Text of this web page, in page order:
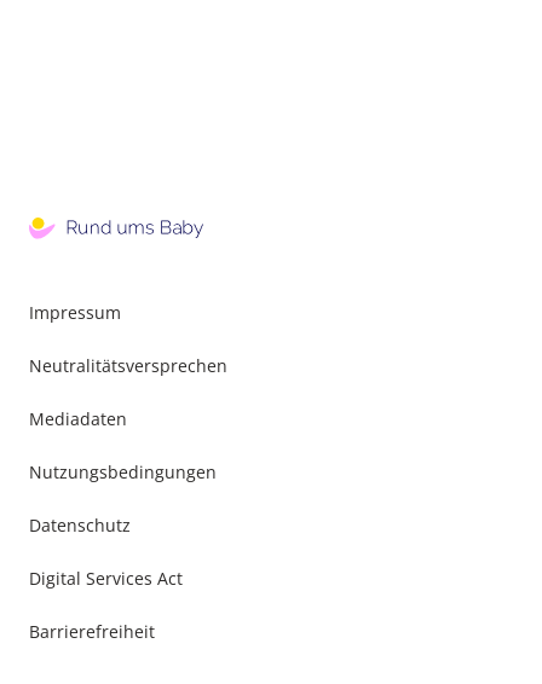
Impressum
Neutralitätsversprechen
Mediadaten
Nutzungsbedingungen
Datenschutz
Digital Services Act
Barrierefreiheit